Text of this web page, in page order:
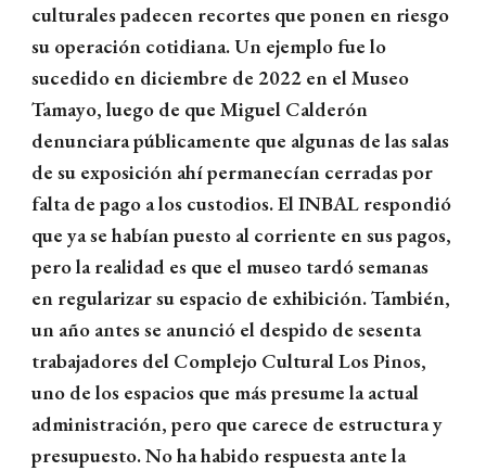
culturales padecen recortes que ponen en riesgo
su operación cotidiana. Un ejemplo fue lo
sucedido en diciembre de 2022 en el Museo
Tamayo, luego de que Miguel Calderón
denunciara públicamente que algunas de las salas
de su exposición ahí permanecían cerradas por
falta de pago a los custodios. El INBAL respondió
que ya se habían puesto al corriente en sus pagos,
pero la realidad es que el museo tardó semanas
en regularizar su espacio de exhibición. También,
un año antes se anunció el despido de sesenta
trabajadores del Complejo Cultural Los Pinos,
uno de los espacios que más presume la actual
administración, pero que carece de estructura y
presupuesto. No ha habido respuesta ante la